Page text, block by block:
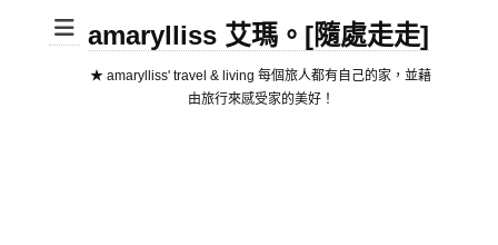
amarylliss 艾瑪。[隨處走走]
★ amarylliss' travel & living 每個旅人都有自己的家，並藉
由旅行來感受家的美好！